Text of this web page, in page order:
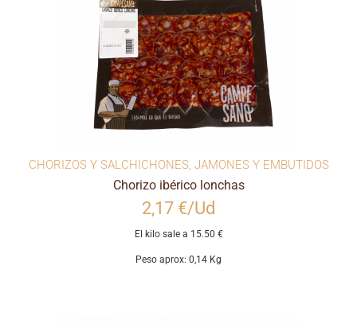
CHORIZOS Y SALCHICHONES, JAMONES Y EMBUTIDOS
Chorizo ibérico lonchas
2,17 €/Ud
El kilo sale a 15.50 €
Peso aprox: 0,14 Kg